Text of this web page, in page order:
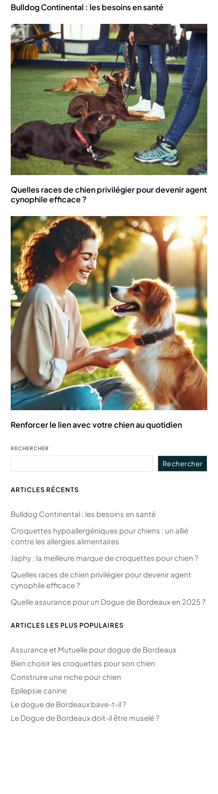
Bulldog Continental : les besoins en santé
Quelles races de chien privilégier pour devenir agent
cynophile efficace ?
Renforcer le lien avec votre chien au quotidien
RECHERCHER
Rechercher
ARTICLES RÉCENTS
Bulldog Continental : les besoins en santé
Croquettes hypoallergéniques pour chiens : un allié
contre les allergies alimentaires
Japhy : la meilleure marque de croquettes pour chien ?
Quelles races de chien privilégier pour devenir agent
cynophile efficace ?
Quelle assurance pour un Dogue de Bordeaux en 2025 ?
ARTICLES LES PLUS POPULAIRES
Assurance et Mutuelle pour dogue de Bordeaux
Bien choisir les croquettes pour son chien
Construire une niche pour chien
Epilepsie canine
Le dogue de Bordeaux bave-t-il ?
Le Dogue de Bordeaux doit-il être muselé ?